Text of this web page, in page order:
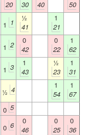
20
30
40
50
1 1
½
41
1
21
1 2
0
42
0
22
1
62
1 3
1
43
½
23
1
31
½ 4
1
54
1
67
0 5
0 6
0
46
0
25
0
36